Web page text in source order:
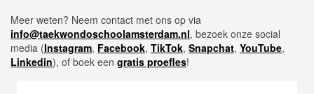
Meer weten? Neem contact met ons op via
info@taekwondoschoolamsterdam.nl, bezoek onze social
media (Instagram, Facebook, TikTok, Snapchat, YouTube,
Linkedin), of boek een gratis proefles!